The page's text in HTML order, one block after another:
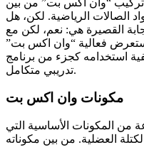
تركيب “وان اكس بت” من بين
الصالات الرياضية. لكن، هل
القصيرة هي: نعم، لكن مع
فعالية “وان اكس بت”
استخدامه كجزء من برنامج
تدريبي متكامل.
مكونات وان اكس بت
المكونات الأساسية التي